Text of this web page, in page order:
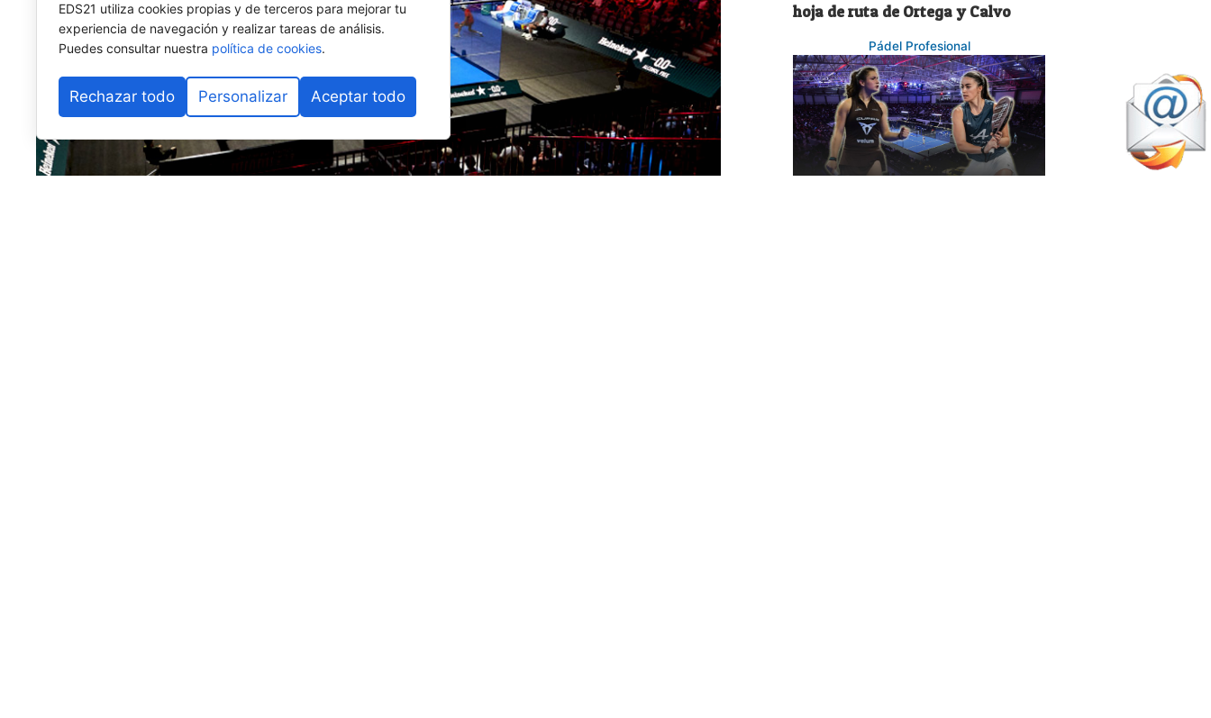
hoja de ruta de Ortega y Calvo
Pádel Profesional
EDS21 utiliza cookies propias y de terceros para mejorar tu
experiencia de navegación y realizar tareas de análisis.
Puedes consultar nuestra política de cookies.
Rechazar todo Personalizar Aceptar todo